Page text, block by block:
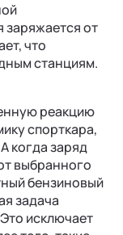
заряжается от
что
станциям.
реакцию
спорткара,
когда заряд
выбранного
бензиновый
задача
исключает